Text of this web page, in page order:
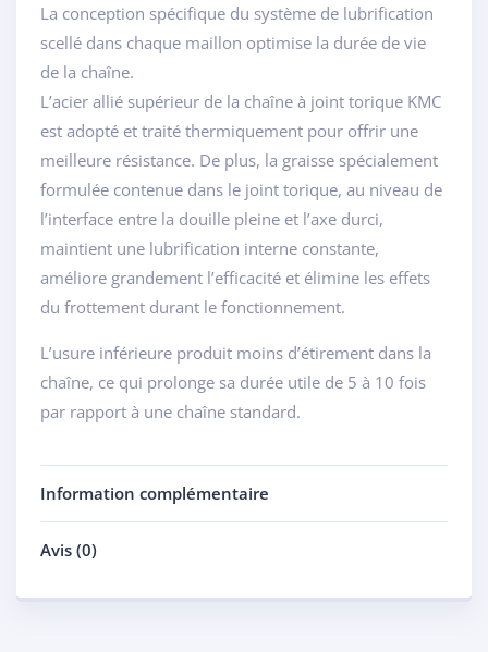
La conception spécifique du système de lubrification
scellé dans chaque maillon optimise la durée de vie
de la chaîne.
L’acier allié supérieur de la chaîne à joint torique KMC
est adopté et traité thermiquement pour offrir une
meilleure résistance. De plus, la graisse spécialement
formulée contenue dans le joint torique, au niveau de
l’interface entre la douille pleine et l’axe durci,
maintient une lubrification interne constante,
améliore grandement l’efficacité et élimine les effets
du frottement durant le fonctionnement.
L’usure inférieure produit moins d’étirement dans la
chaîne, ce qui prolonge sa durée utile de 5 à 10 fois
par rapport à une chaîne standard.
Information complémentaire
Avis (0)